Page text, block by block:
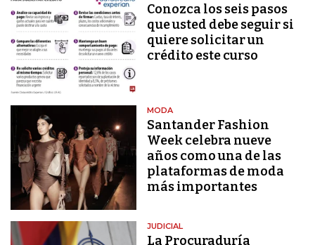
Conozca los seis pasos
que usted debe seguir si
quiere solicitar un
crédito este curso
MODA
Santander Fashion
Week celebra nueve
años como una de las
plataformas de moda
más importantes
JUDICIAL
La Procuraduría